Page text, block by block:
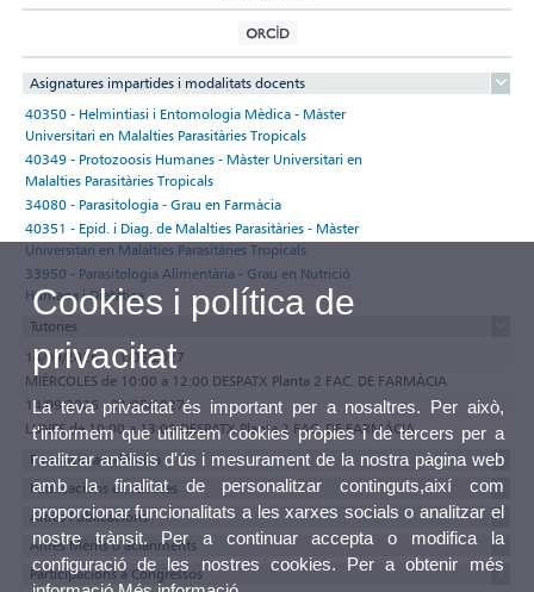
Asignatures impartides i modalitats docents
40350 - Helmintiasi i Entomologia Mèdica - Màster
Universitari en Malalties Parasitàries Tropicals
40349 - Protozoosis Humanes - Màster Universitari en
Malalties Parasitàries Tropicals
34080 - Parasitologia - Grau en Farmàcia
40351 - Epid. i Diag. de Malalties Parasitàries - Màster
Universitari en Malalties Parasitàries Tropicals
33950 - Parasitologia Alimentària - Grau en Nutrició
Humana i Dietètica
Tutories
14/09/2026 - 21/05/2027
MIÉRCOLES de 10:00 a 12:00 DESPATX Planta 2 FAC. DE FARMÀCIA
14/09/2026 - 21/05/2027
LUNES de 10:00 a 13:00 DESPATX Planta 2 FAC. DE FARMÀCIA
Formació acadèmica
Publicacions en revistes
Altres Publicacions
Altres Mèrits o aclariments
Participacions a Congressos
Cookies i política de
privacitat
La teva privacitat és important per a nosaltres. Per això,
t'informem que utilitzem cookies pròpies i de tercers per a
realitzar anàlisis d'ús i mesurament de la nostra pàgina web
amb la finalitat de personalitzar continguts,així com
proporcionar funcionalitats a les xarxes socials o analitzar el
nostre trànsit. Per a continuar accepta o modifica la
configuració de les nostres cookies. Per a obtenir més